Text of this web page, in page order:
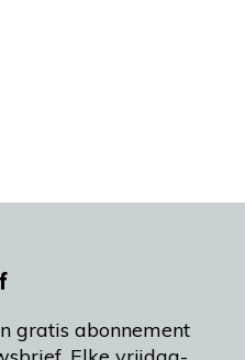
gratis abonnement